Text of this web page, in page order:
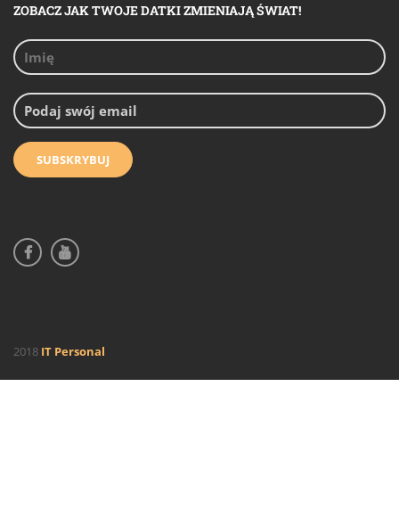
ZOBACZ JAK TWOJE DATKI ZMIENIAJĄ ŚWIAT!
2018 IT Personal